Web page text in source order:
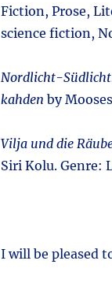
Fiction, Prose,
science fiction,
Nordlicht-Südlicht
kahden by
Vilja und die
Siri Kolu. Genre:
I will be pleased